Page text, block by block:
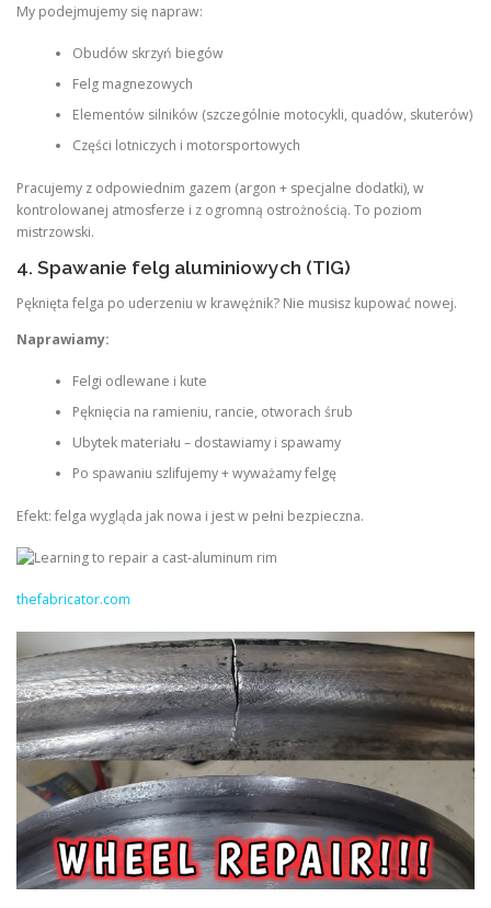
My podejmujemy się napraw:
Obudów skrzyń biegów
Felg magnezowych
Elementów silników (szczególnie motocykli, quadów, skuterów)
Części lotniczych i motorsportowych
Pracujemy z odpowiednim gazem (argon + specjalne dodatki), w
kontrolowanej atmosferze i z ogromną ostrożnością. To poziom
mistrzowski.
4. Spawanie felg aluminiowych (TIG)
Pęknięta felga po uderzeniu w krawężnik? Nie musisz kupować nowej.
Naprawiamy:
Felgi odlewane i kute
Pęknięcia na ramieniu, rancie, otworach śrub
Ubytek materiału – dostawiamy i spawamy
Po spawaniu szlifujemy + wyważamy felgę
Efekt: felga wygląda jak nowa i jest w pełni bezpieczna.
thefabricator.com